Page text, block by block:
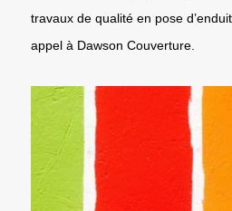
travaux de qualité en pose
appel à Dawson Couverture.